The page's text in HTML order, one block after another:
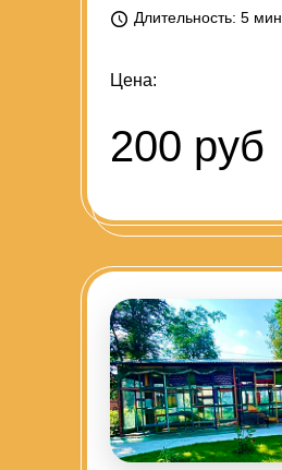
200 руб
Цена:
Длительность: 5 мин